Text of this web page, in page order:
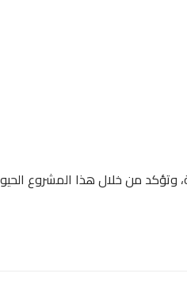
وتؤكد من خلال هذا المشروع